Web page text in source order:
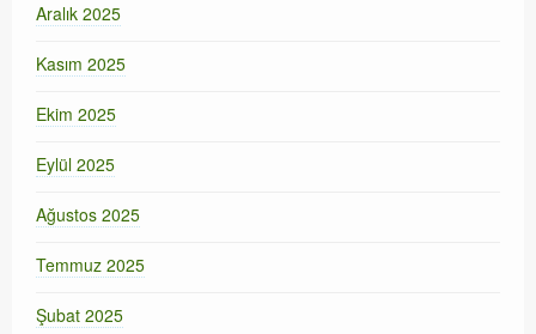
Aralık 2025
Kasım 2025
Ekim 2025
Eylül 2025
Ağustos 2025
Temmuz 2025
Şubat 2025